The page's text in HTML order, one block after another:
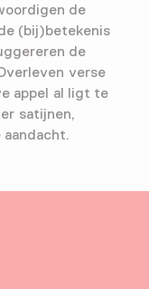
de
(bij)betekenis
de
verse
appel al ligt te
satijnen,